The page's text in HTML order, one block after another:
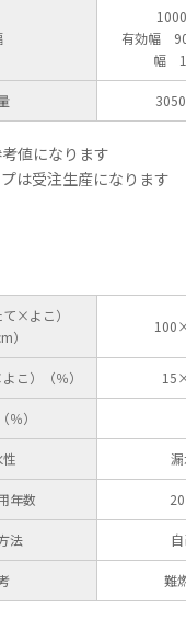
有効幅
幅
値になります
は受注生産になります
×よこ）
）
こ）（％）
％）
年数
法
難